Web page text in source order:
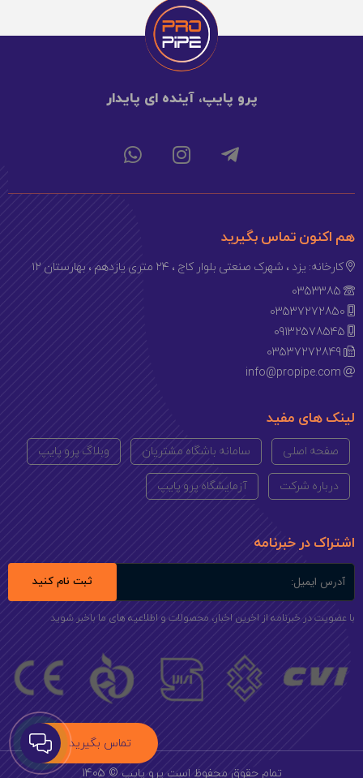
پرو پایپ، آینده ای پایدار
هم اکنون تماس بگیرید
کارخانه: یزد ، شهرک صنعتی بلوار کاج ، ۲۴ متری یازدهم ، بهارستان ۱۲
0353385
03537272850
09132578545
03537272849
info@propipe.com
لینک های مفید
صفحه اصلی سامانه باشگاه مشتریان وبلاگ پرو پایپ
درباره شرکت آزمایشگاه پرو پایپ
اشتراک در خبرنامه
ثبت نام کنید
با عضویت در خبرنامه از اخرین اخبار، محصولات و اطلاعیه های ما باخبر شوید
تمام حقوق محفوظ است پرو پایپ © 1405